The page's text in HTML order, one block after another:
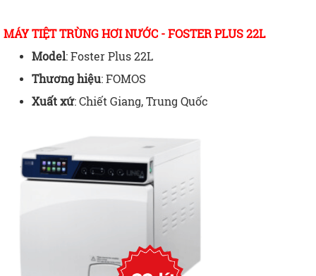
MÁY TIỆT TRÙNG HƠI NƯỚC - FOSTER PLUS 22L
Model: Foster Plus 22L
Thương hiệu: FOMOS
Xuất xứ: Chiết Giang, Trung Quốc